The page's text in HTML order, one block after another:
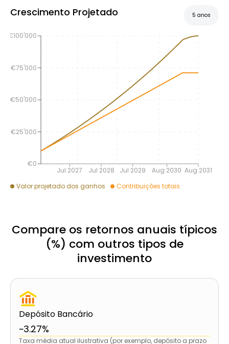
Crescimento Projetado 5 anos
Jul 2027 Jul 2028 Jul 2029 Aug 2030 Aug 2031
€0
€25'000
€50'000
€75'000
€100'000
Valor projetado dos ganhos Contribuições totais
Compare os retornos anuais típicos
(%) com outros tipos de
investimento
Depósito Bancário
~3.27%
Taxa média atual ilustrativa (por exemplo, depósito a prazo